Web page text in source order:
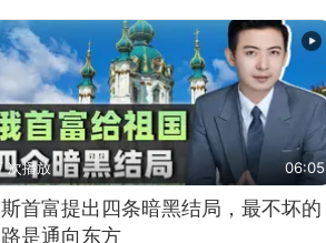
次播放 06:05
首富提出四条暗黑结局，最不坏的
是通向东方